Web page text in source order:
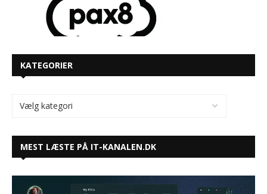
KATEGORIER
MEST LÆSTE PÅ IT-KANALEN.DK